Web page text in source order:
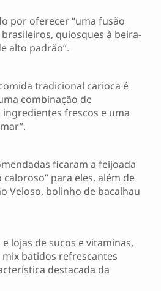
por oferecer “uma fusão
quiosques à beira-
alto padrão”.
tradicional carioca é
combinação de
ingredientes frescos e uma
ficaram a feijoada
para eles, além de
Veloso, bolinho de bacalhau
lojas de sucos e vitaminas,
batidos refrescantes
destacada da